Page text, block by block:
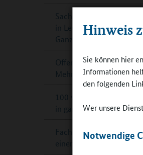
Hinweis
Sie können hier
Informationen
den folgenden
Wer unsere
Notwendige
Sachsen-Anhalt:
in Leuna ist offiziell
Ganztagsschule
Offene Ganztagsschule
Mehr Geld für mehr
100 weitere Sport-
in ganz Bayern
Fachtag „Küchen und
einen kindgerechten